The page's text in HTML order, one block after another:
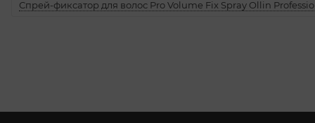
Спрей-фиксатор для волос Pro Volume Fix Spray Ollin